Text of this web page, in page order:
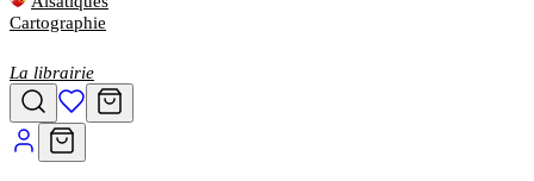
Cartographie
La librairie